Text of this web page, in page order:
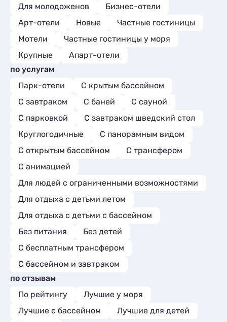
Для молодоженов
Бизнес-отели
Арт-отели
Новые
Частные гостиницы
Мотели
Частные гостиницы у моря
Крупные
Апарт-отели
по услугам
Парк-отели
С крытым бассейном
С завтраком
С баней
С сауной
С парковкой
С завтраком шведский стол
Круглогодичные
С панорамным видом
С открытым бассейном
С трансфером
С анимацией
Для людей с ограниченными возможностями
Для отдыха с детьми летом
Для отдыха с детьми с бассейном
Без питания
Без детей
С бесплатным трансфером
С бассейном и завтраком
по отзывам
По рейтингу
Лучшие у моря
Лучшие с бассейном
Лучшие для детей